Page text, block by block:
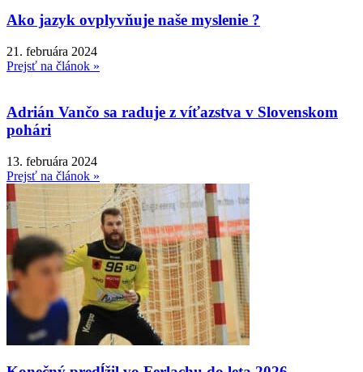
Ako jazyk ovplyvňuje naše myslenie ?
21. februára 2024
Prejsť na článok »
Adrián Vančo sa raduje z víťazstva v Slovenskom
pohári
13. februára 2024
Prejsť na článok »